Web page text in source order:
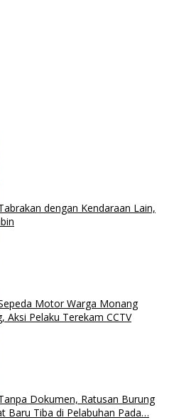
dengan Kendaraan Lain,
Motor Warga Monang
Aksi Pelaku Terekam CCTV
Dokumen, Ratusan Burung
Baru Tiba di Pelabuhan Pada…